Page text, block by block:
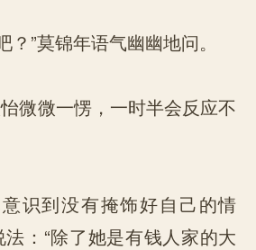
”莫锦年语气幽幽地问。
微微一愣，一时半会反应不
识到没有掩饰好自己的情
：“除了她是有钱人家的大